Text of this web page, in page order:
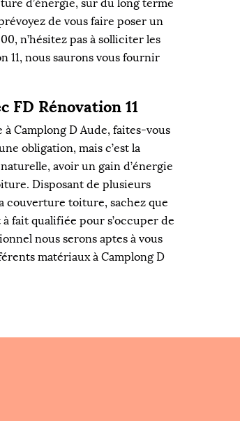
d’énergie, sur du long terme
de vous faire poser un
n’hésitez pas à solliciter les
11, nous saurons vous fournir
FD Rénovation 11
à Camplong D Aude, faites-vous
obligation, mais c’est la
avoir un gain d’énergie
Disposant de plusieurs
couverture toiture, sachez que
fait qualifiée pour s’occuper de
nous serons aptes à vous
matériaux à Camplong D